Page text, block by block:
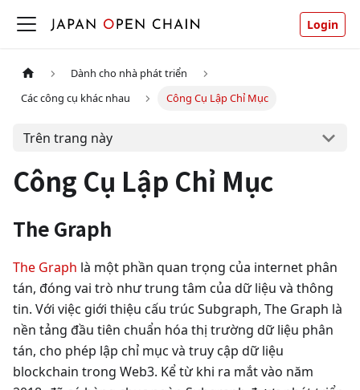
Login
Dành cho nhà phát triển
Các công cụ khác nhau
Công Cụ Lập Chỉ Mục
Trên trang này
Công Cụ Lập Chỉ Mục
The Graph
The Graph là một phần quan trọng của internet phân
tán, đóng vai trò như trung tâm của dữ liệu và thông
tin. Với việc giới thiệu cấu trúc Subgraph, The Graph là
nền tảng đầu tiên chuẩn hóa thị trường dữ liệu phân
tán, cho phép lập chỉ mục và truy cập dữ liệu
blockchain trong Web3. Kể từ khi ra mắt vào năm